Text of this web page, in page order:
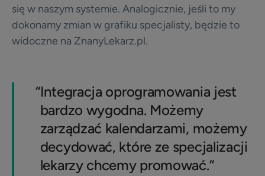
się w naszym systemie. Analogicznie, jeśli to my
dokonamy zmian w grafiku specjalisty, będzie to
widoczne na ZnanyLekarz.pl.
“Integracja oprogramowania jest
bardzo wygodna. Możemy
zarządzać kalendarzami, możemy
decydować, które ze specjalizacji
lekarzy chcemy promować.”